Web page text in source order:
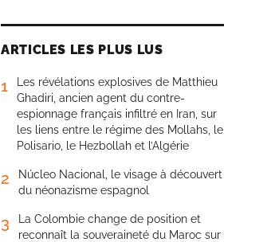
ARTICLES LES PLUS LUS
1
Les révélations explosives de Matthieu
Ghadiri, ancien agent du contre-
espionnage français infiltré en Iran, sur
les liens entre le régime des Mollahs, le
Polisario, le Hezbollah et l’Algérie
2
Núcleo Nacional, le visage à découvert
du néonazisme espagnol
3
La Colombie change de position et
reconnaît la souveraineté du Maroc sur